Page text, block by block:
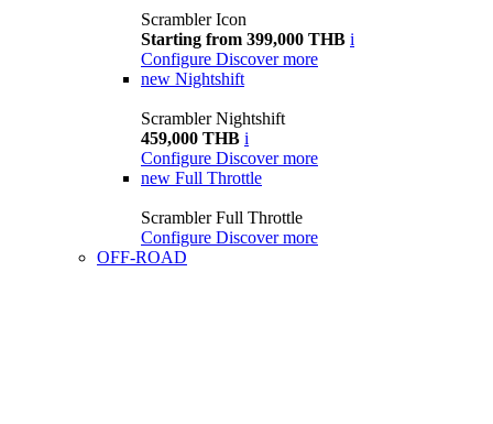
Scrambler Icon
Starting from 399,000 THB i
Configure Discover more
new Nightshift
Scrambler Nightshift
459,000 THB i
Configure Discover more
new Full Throttle
Scrambler Full Throttle
Configure Discover more
OFF-ROAD